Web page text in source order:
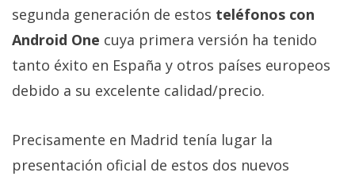
Profesional
+
Más
Sorteos
segunda generación de estos teléfonos con
Android One cuya primera versión ha tenido
tanto éxito en España y otros países europeos
debido a su excelente calidad/precio.
Precisamente en Madrid tenía lugar la
presentación oficial de estos dos nuevos